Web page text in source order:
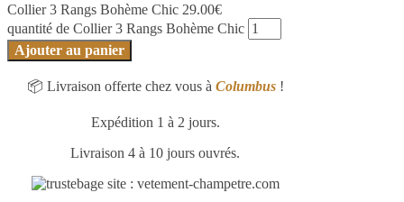
Collier 3 Rangs Bohème Chic 29.00€
quantité de Collier 3 Rangs Bohème Chic
Ajouter au panier
📦 Livraison offerte chez vous à Columbus !
Expédition 1 à 2 jours.
Livraison 4 à 10 jours ouvrés.